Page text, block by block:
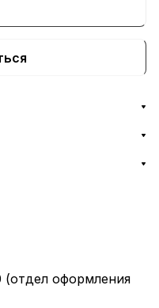
(отдел оформления